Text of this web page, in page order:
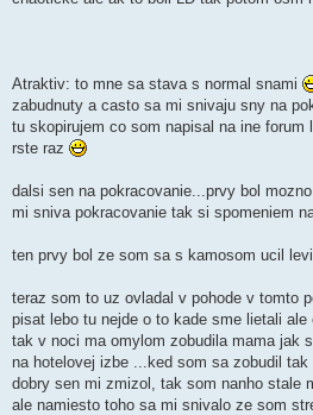
Atraktiv: to mne sa stava s normal snami
zabudnuty a casto sa mi snivaju sny na
tu skopirujem co som napisal na ine forum
rste raz
dalsi sen na pokracovanie...prvy bol
mi sniva pokracovanie tak si spomeniem
ten prvy bol ze som sa s kamosom ucil
teraz som to uz ovladal v pohode v tomto
pisat lebo tu nejde o to kade sme lietali
tak v noci ma omylom zobudila mama jak
na hotelovej izbe ...ked som sa zobudil
dobry sen mi zmizol, tak som nanho stale
ale namiesto toho sa mi snivalo ze som